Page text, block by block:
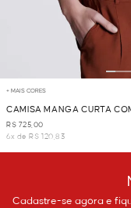
+ MAIS CORES
CAMISA MANGA CURTA
R$ 725,00
6x de R$ 120,83
Cadastre-se agora e